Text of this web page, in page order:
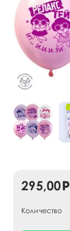
295,00
Количество